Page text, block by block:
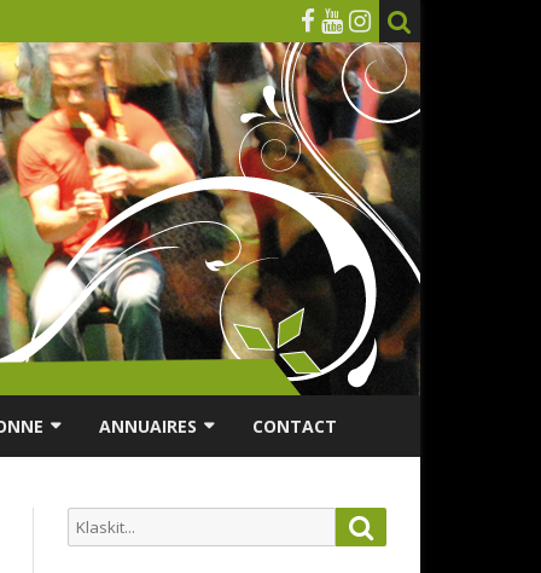
ANNUAIRES
ANNUAIRES DES MUSICIENS
CONTACT
Search
for: